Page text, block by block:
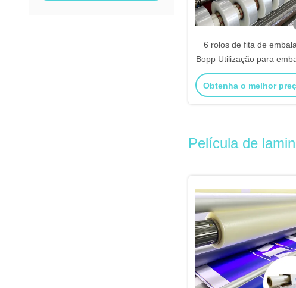
6 rolos de fita de
Bopp Utilização para
de caixas de cartão
personalizada
Obtenha o melhor
Película de